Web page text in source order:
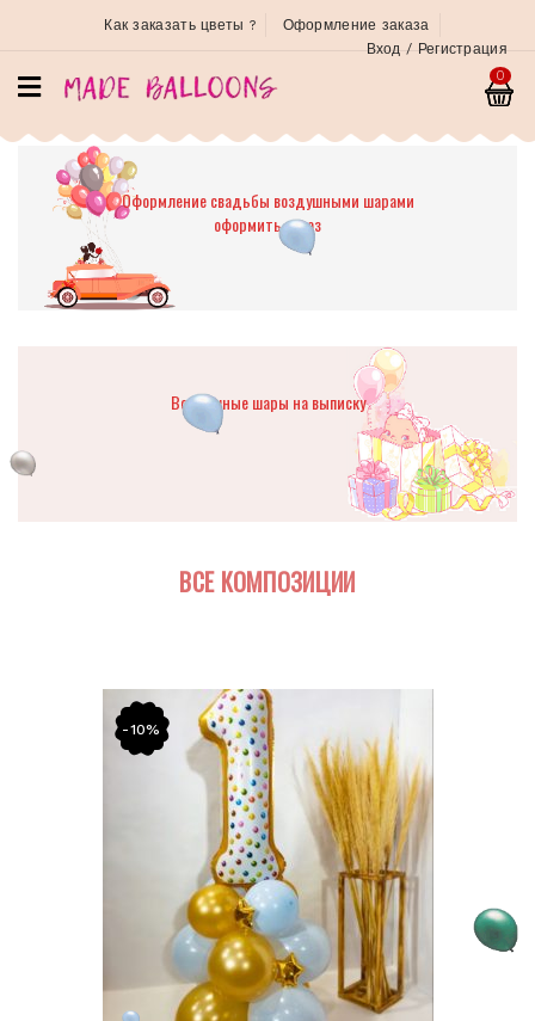
Как заказать цветы ?
Оформление заказа
Вход / Регистрация
0
Оформление свадьбы воздушными шарами
оформить заказ
Воздушные шары на выписку
ВСЕ КОМПОЗИЦИИ
-10%